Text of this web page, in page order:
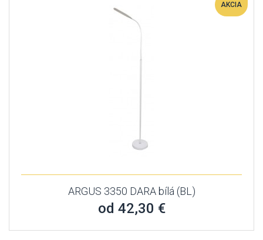
AKCIA
ARGUS 3350 DARA bílá (BL)
od 42,30 €